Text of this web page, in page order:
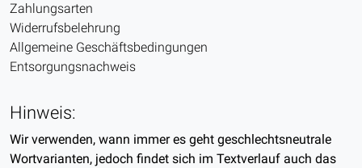
Zahlungsarten
Widerrufsbelehrung
Allgemeine Geschäftsbedingungen
Entsorgungsnachweis
Hinweis:
Wir verwenden, wann immer es geht geschlechtsneutrale
Wortvarianten, jedoch findet sich im Textverlauf auch das